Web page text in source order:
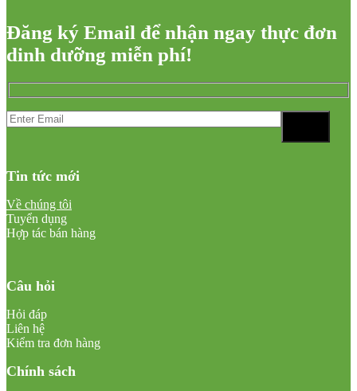
Đăng ký Email để nhận ngay thực đơn
dinh dưỡng miễn phí!
Tin tức mới
Về chúng tôi
Tuyển dụng
Hợp tác bán hàng
Câu hỏi
Hỏi đáp
Liên hệ
Kiểm tra đơn hàng
Chính sách